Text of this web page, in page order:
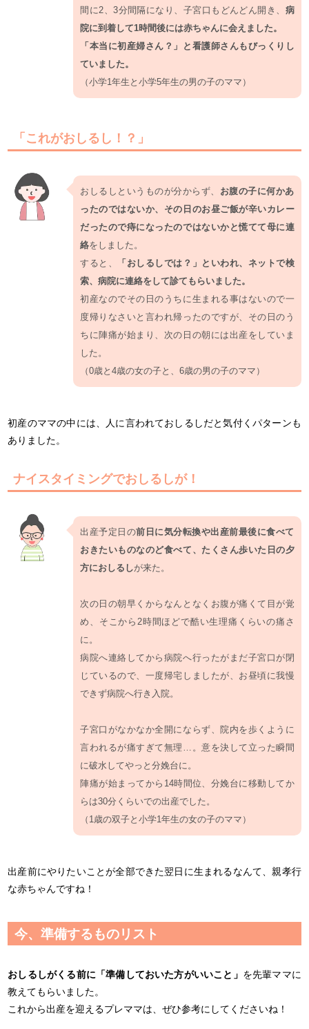
間に2、3分間隔になり、子宮口もどんどん開き、 病
院に到着して1時間後には赤ちゃんに会えました。
「本当に初産婦さん？」と看護師さんもびっくりし
ていました。
（小学1年生と小学5年生の男の子のママ）
「これがおしるし！？」
おしるしというものが分からず、 お腹の子に何かあ
ったのではないか、その日のお昼ご飯が辛いカレー
だったので痔になったのではないかと慌てて母に連
絡をしました。
すると、
「おしるしでは？」といわれ、ネットで検
索、病院に連絡をして診てもらいました。
初産なのでその日のうちに生まれる事はないので一
度帰りなさいと言われ帰ったのですが、その日のう
ちに陣痛が始まり、次の日の朝には出産をしていま
した。
（0歳と4歳の女の子と、6歳の男の子のママ）
初産のママの中には、人に言われておしるしだと気付くパターンも
ありました。
ナイスタイミングでおしるしが！
出産予定日の前日に気分転換や出産前最後に食べて
おきたいものなのど食べて、たくさん歩いた日の夕
方におしるしが来た。
次の日の朝早くからなんとなくお腹が痛くて目が覚
め、そこから2時間ほどで酷い生理痛くらいの痛さ
に。
病院へ連絡してから病院へ行ったがまだ子宮口が閉
じているので、一度帰宅しましたが、お昼頃に我慢
できず病院へ行き入院。
子宮口がなかなか全開にならず、院内を歩くように
言われるが痛すぎて無理…。意を決して立った瞬間
に破水してやっと分娩台に。
陣痛が始まってから14時間位、分娩台に移動してか
らは30分くらいでの出産でした。
（1歳の双子と小学1年生の女の子のママ）
出産前にやりたいことが全部できた翌日に生まれるなんて、親孝行
な赤ちゃんですね！
今、準備するものリスト
おしるしがくる前に「準備しておいた方がいいこと」 を先輩ママに
教えてもらいました。
これから出産を迎えるプレママは、ぜひ参考にしてくださいね！